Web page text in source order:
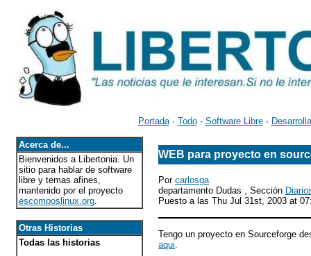
Portada· Todo· Software Libre·
Acerca de...
Bienvenidos a Libertonia. Un
sitio para hablar de software
libre y temas afines,
mantenido por el proyecto
escomposlinux.org.
Otras Historias
Todas las historias
WEB para proyecto en
Por carlosga
departamento Dudas , Sección
Puesto a las Thu Jul 31st, 2003 at
Tengo un proyecto en Sourceforge
aqui.